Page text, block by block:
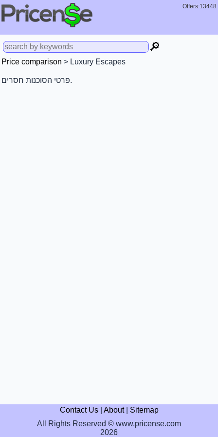
Offers:13448
🔎
Price comparison > Luxury Escapes
פרטי הסוכנות חסרים.
Contact Us| About| Sitemap
All Rights Reserved © www.pricense.com
2026